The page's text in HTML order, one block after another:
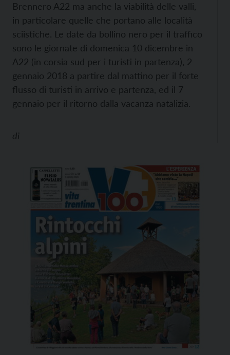
Brennero A22 ma anche la viabilità delle valli,
in particolare quelle che portano alle località
sciistiche. Le date da bollino nero per il traffico
sono le giornate di domenica 10 dicembre in
A22 (in corsia sud per i turisti in partenza), 2
gennaio 2018 a partire dal mattino per il forte
flusso di turisti in arrivo e partenza, ed il 7
gennaio per il ritorno dalla vacanza natalizia.
di